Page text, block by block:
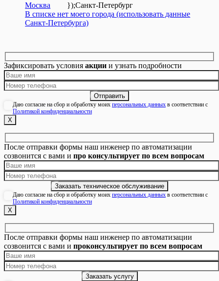
Москва });Санкт-Петербург
В списке нет моего города (использовать данные
Санкт-Петербурга)
Зафиксировать условия акции и узнать подробности
Даю согласие на сбор и обработку моих персональных данных в соответствии с
Политикой конфиденциальности
Х
После отправки формы наш инженер по автоматизации
созвонится с вами и про консультирует по всем вопросам
Даю согласие на сбор и обработку моих персональных данных в соответствии с
Политикой конфиденциальности
Х
После отправки формы наш инженер по автоматизации
созвонится с вами и проконсультирует по всем вопросам